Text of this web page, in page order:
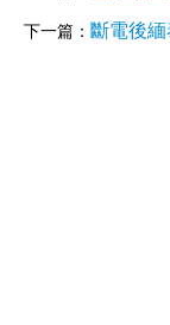
下一篇： 斷電後緬